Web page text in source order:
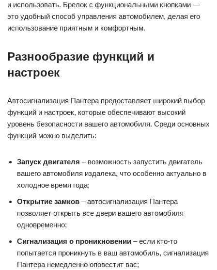
и использовать. Брелок с функциональными кнопками —
это удобный способ управления автомобилем, делая его
использование приятным и комфортным.
Разнообразие функций и
настроек
Автосигнализация Пантера предоставляет широкий выбор
функций и настроек, которые обеспечивают высокий
уровень безопасности вашего автомобиля. Среди основных
функций можно выделить:
Запуск двигателя – возможность запустить двигатель
вашего автомобиля издалека, что особенно актуально в
холодное время года;
Открытие замков – автосигнализация Пантера
позволяет открыть все двери вашего автомобиля
одновременно;
Сигнализация о проникновении – если кто-то
попытается проникнуть в ваш автомобиль, сигнализация
Пантера немедленно оповестит вас;